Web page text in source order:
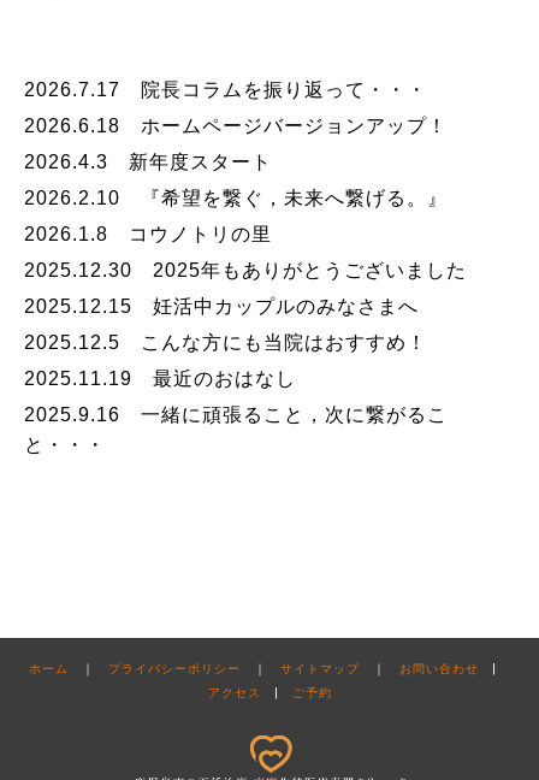
2026.7.17 院長コラムを振り返って・・・
2026.6.18 ホームページバージョンアップ！
2026.4.3 新年度スタート
2026.2.10 『希望を繋ぐ，未来へ繋げる。』
2026.1.8 コウノトリの里
2025.12.30 2025年もありがとうございました
2025.12.15 妊活中カップルのみなさまへ
2025.12.5 こんな方にも当院はおすすめ！
2025.11.19 最近のおはなし
2025.9.16 一緒に頑張ること，次に繋がるこ
と・・・
ホーム ｜ プライバシーポリシー ｜ サイトマップ ｜ お問い合わせ
アクセス
ご予約